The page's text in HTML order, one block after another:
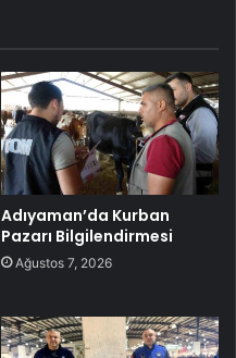
Adıyaman’da Kurban
Pazarı Bilgilendirmesi
Ağustos 7, 2026